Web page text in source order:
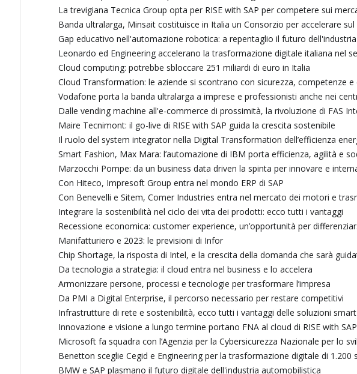
La trevigiana Tecnica Group opta per RISE with SAP per competere sui
Banda ultralarga, Minsait costituisce in Italia un Consorzio per accelerare sul
Gap educativo nell'automazione robotica: a repentaglio il futuro
Leonardo ed Engineering accelerano la trasformazione digitale italiana nel
Cloud computing: potrebbe sbloccare 251 miliardi di euro in Italia
Cloud Transformation: le aziende si scontrano con sicurezza, competenze
Vodafone porta la banda ultralarga a imprese e professionisti anche nei
Dalle vending machine all'e-commerce di prossimità, la rivoluzione di FAS
Maire Tecnimont: il go-live di RISE with SAP guida la crescita sostenibile
Il ruolo del system integrator nella Digital Transformation dell’efficienza
Smart Fashion, Max Mara: l’automazione di IBM porta efficienza, agilità e
Marzocchi Pompe: da un business data driven la spinta per innovare e
Con Hiteco, Impresoft Group entra nel mondo ERP di SAP
Con Benevelli e Sitem, Comer Industries entra nel mercato dei motori e
Integrare la sostenibilità nel ciclo dei vita dei prodotti: ecco tutti i vantaggi
Recessione economica: customer experience, un’opportunità per
Manifatturiero e 2023: le previsioni di Infor
Chip Shortage, la risposta di Intel, e la crescita della domanda che sarà
Da tecnologia a strategia: il cloud entra nel business e lo accelera
Armonizzare persone, processi e tecnologie per trasformare l’impresa
Da PMI a Digital Enterprise, il percorso necessario per restare competitivi
Infrastrutture di rete e sostenibilità, ecco tutti i vantaggi delle soluzioni smart
Innovazione e visione a lungo termine portano FNA al cloud di RISE with SAP
Microsoft fa squadra con l’Agenzia per la Cybersicurezza Nazionale per lo
Benetton sceglie Cegid e Engineering per la trasformazione digitale di 1.200
BMW e SAP plasmano il futuro digitale dell'industria automobilistica